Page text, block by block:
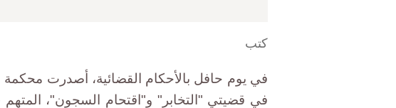
كتب
في يوم حافل بالأحكام القضائية، أصدرت محكمة
في قضيتي "التخابر" و"اقتحام السجون"،